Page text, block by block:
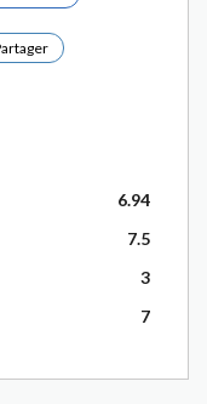
6.94
7.5
3
7